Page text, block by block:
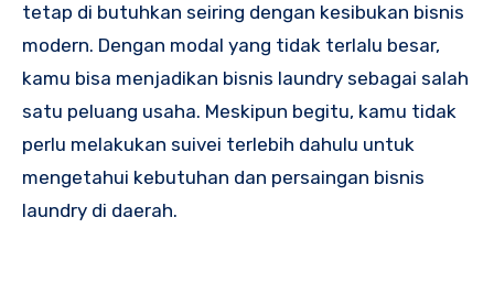
tetap di butuhkan seiring dengan kesibukan bisnis
modern. Dengan modal yang tidak terlalu besar,
kamu bisa menjadikan bisnis laundry sebagai salah
satu peluang usaha. Meskipun begitu, kamu tidak
perlu melakukan suivei terlebih dahulu untuk
mengetahui kebutuhan dan persaingan bisnis
laundry di daerah.